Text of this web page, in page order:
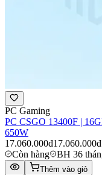
PC Gaming
PC CSGO 13400F |
650W
17.060.000đ17.060.000đ
Còn hàng
BH 36
Thêm vào giỏ